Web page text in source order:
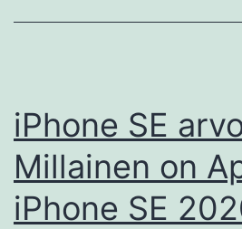
iPhone SE
Millainen on
iPhone SE